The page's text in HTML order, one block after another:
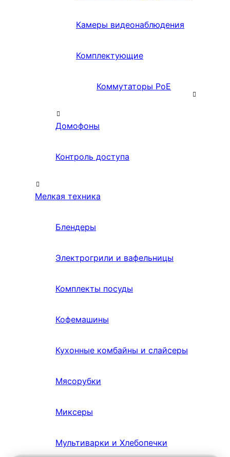
Камеры видеонаблюдения
Комплектующие
Коммутаторы PoE
Домофоны
Контроль доступа
Мелкая техника
Блендеры
Электрогрили и вафельницы
Комплекты посуды
Кофемашины
Кухонные комбайны и слайсеры
Мясорубки
Миксеры
Мультиварки и Хлебопечки